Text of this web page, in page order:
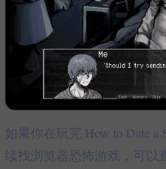
如果你在玩完 How to Date a
续找浏览器恐怖游戏，可以